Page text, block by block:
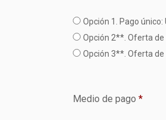
Opción 1. Pago
Opción 2**. Oferta
Opción 3**. Oferta
Medio de pago *